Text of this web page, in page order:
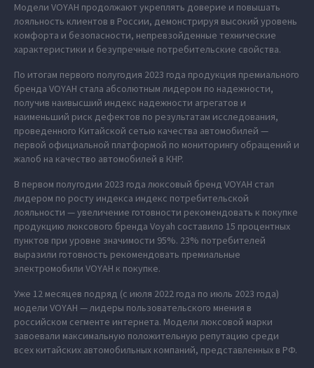
Модели VOYAH продолжают укреплять доверие и повышать
лояльность клиентов в России, демонстрируя высокий уровень
комфорта и безопасности, непревзойденные технические
характеристики и безупречные потребительские свойства.
По итогам первого полугодия 2023 года продукция премиального
бренда VOYAH стала абсолютным лидером по надежности,
получив наивысший индекс надежности агрегатов и
наименьший риск дефектов по результатам исследования,
проведенного Китайской сетью качества автомобилей —
первой официальной платформой по мониторингу обращений и
жалоб на качество автомобилей в КНР.
В первом полугодии 2023 года люксовый бренд VOYAH стал
лидером по росту индекса индекс потребительской
лояльности — увеличение готовности рекомендовать к покупке
продукцию люксового бренда Voyah составило 15 процентных
пунктов при уровне значимости 95%. 23% потребителей
выразили готовность рекомендовать премиальные
электромобили VOYAH к покупке.
Уже 12 месяцев подряд (с июля 2022 года по июль 2023 года)
модели VOYAH — лидеры пользовательского мнения в
российском сегменте интернета. Модели люксовой марки
завоевали максимальную положительную репутацию среди
всех китайских автомобильных компаний, представленных в РФ.